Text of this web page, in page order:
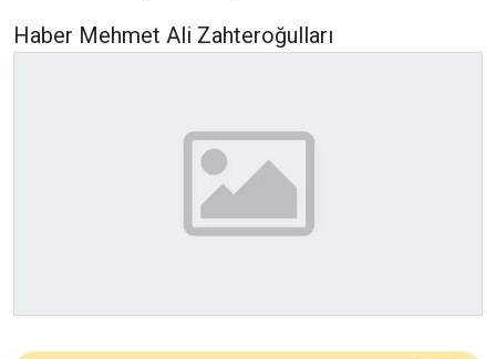
Haber Mehmet Ali Zahteroğulları